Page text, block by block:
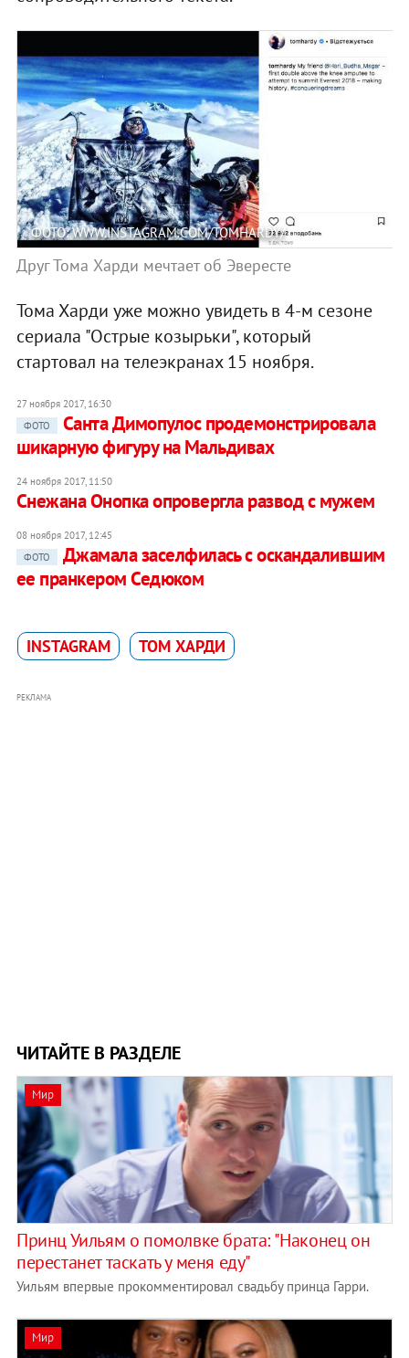
ФОТО: WWW.INSTAGRAM.COM/TOMHARDY/
Друг Тома Харди мечтает об Эвересте
Тома Харди уже можно увидеть в 4-м сезоне
сериала "Острые козырьки", который
стартовал на телеэкранах 15 ноября.
27 ноября 2017, 16:30
ФОТО
Санта Димопулос продемонстрировала
шикарную фигуру на Мальдивах
24 ноября 2017, 11:50
Снежана Онопка опровергла развод с мужем
08 ноября 2017, 12:45
ФОТО
Джамала заселфилась с оскандалившим
ее пранкером Седюком
INSTAGRAM ТОМ ХАРДИ
РЕКЛАМА
ЧИТАЙТЕ В РАЗДЕЛЕ
Мир
Принц Уильям о помолвке брата: "Наконец он
перестанет таскать у меня еду"
Уильям впервые прокомментировал свадьбу принца Гарри.
Мир